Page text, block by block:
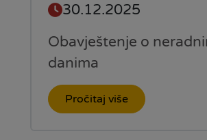
30.12.2025
Obavještenje o
danima
Pročitaj više